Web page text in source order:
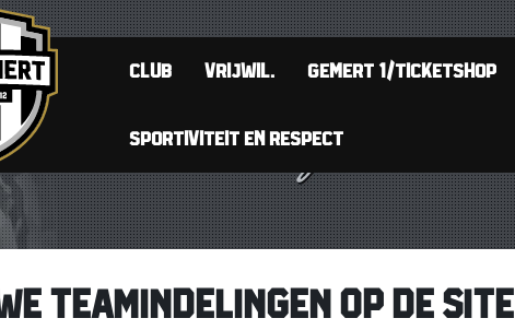
CLUB VRIJWIL. GEMERT 1/TICKETSHOP
SPORTIVITEIT EN RESPECT
TEAMINDELINGEN OP DE SITE